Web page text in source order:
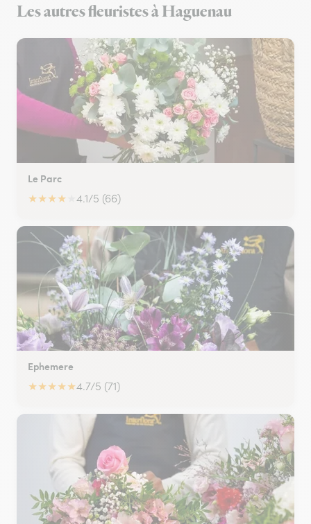
Les autres fleuristes à Haguenau
Le Parc
★★★★ 4.1/5 (66)
Ephemere
★★★★★4.7/5 (71)